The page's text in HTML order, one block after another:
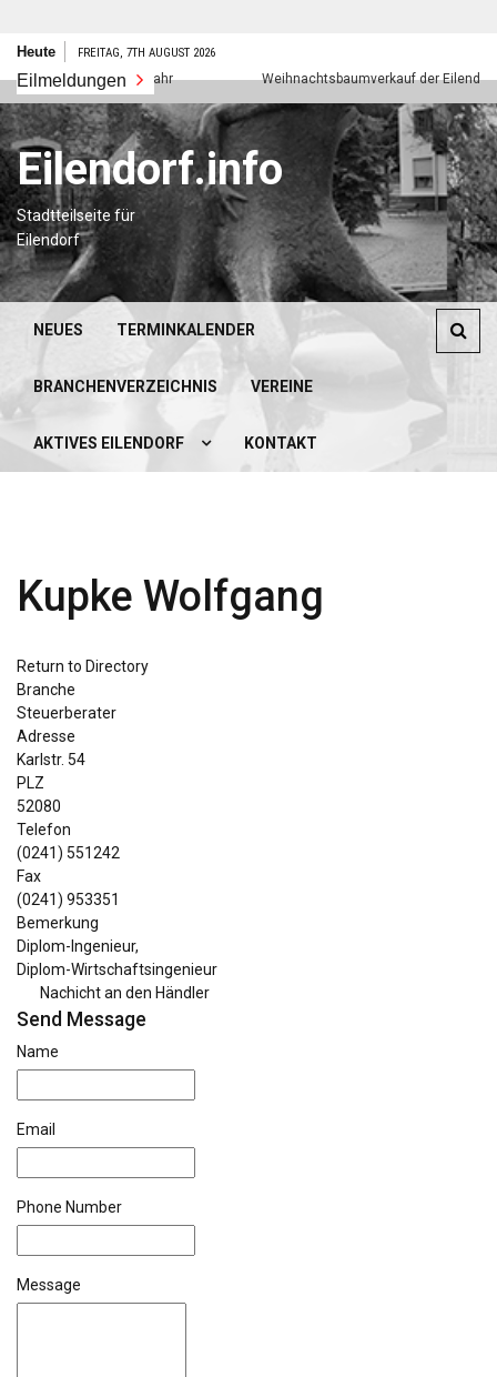
Zum
springen
Heute FREITAG, 7TH AUGUST 2026
Eilmeldungen
Frohes neues Jahr Weihnachtsbaumverkauf der Eilendorfer
Eilendorf.info
Stadtteilseite für
Eilendorf
NEUES TERMINKALENDER
BRANCHENVERZEICHNIS VEREINE
AKTIVES EILENDORF KONTAKT
Kupke Wolfgang
Return to Directory
Branche
Steuerberater
Adresse
Karlstr. 54
PLZ
52080
Telefon
(0241) 551242
Fax
(0241) 953351
Bemerkung
Diplom-Ingenieur,
Diplom-Wirtschaftsingenieur
Nachicht an den Händler
Send Message
Name
Email
Phone Number
Message